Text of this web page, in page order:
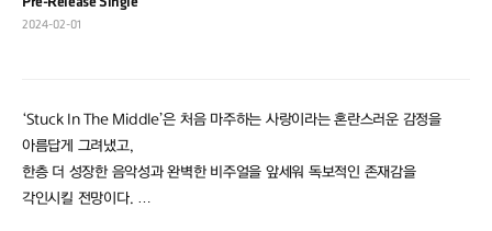
2024-02-01
‘Stuck In The Middle’은 처음 마주하는 사랑이라는 혼란스러운 감정을
아름답게 그려냈고,
한층 더 성장한 음악성과 완벽한 비주얼을 앞세워 독보적인 존재감을
각인시킬 전망이다.